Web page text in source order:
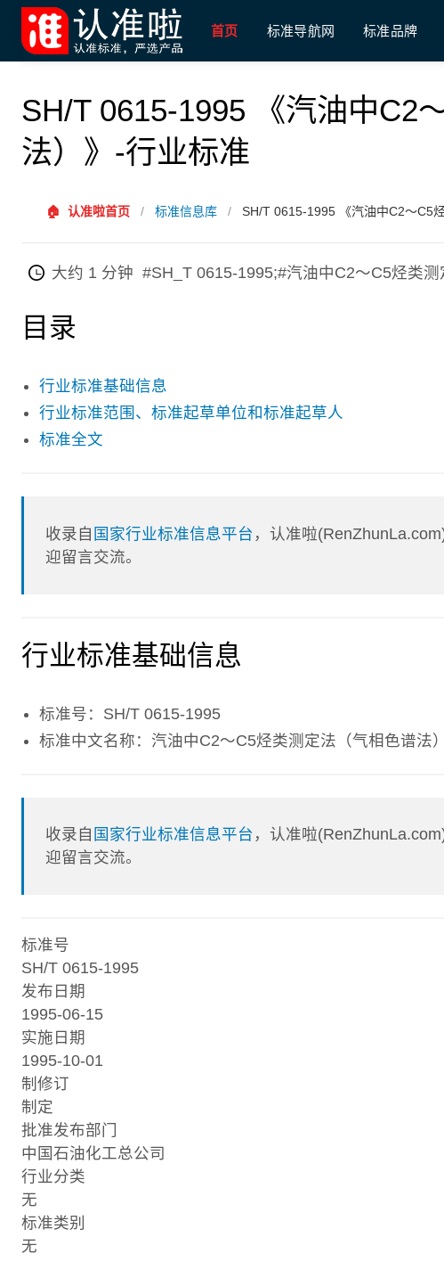
首页 标准导航网 标准品牌
SH/T 0615-1995 《汽油中C2
法）》-行业标准
🏠 认准啦首页 / 标准信息库 / SH/T 0615-1995 《汽油中C2～C5
大约 1 分钟 #SH_T 0615-1995;#汽油中C2～C5烃类
目录
行业标准基础信息
行业标准范围、标准起草单位和标准起草人
标准全文
收录自 国家行业标准信息平台 ，认准啦
迎留言交流。
行业标准基础信息
标准号：SH/T 0615-1995
标准中文名称：汽油中C2～C5烃类测定法（气相色谱法）
收录自 国家行业标准信息平台 ，认准啦
迎留言交流。
标准号
SH/T 0615-1995
发布日期
1995-06-15
实施日期
1995-10-01
制修订
制定
批准发布部门
中国石油化工总公司
行业分类
无
标准类别
无